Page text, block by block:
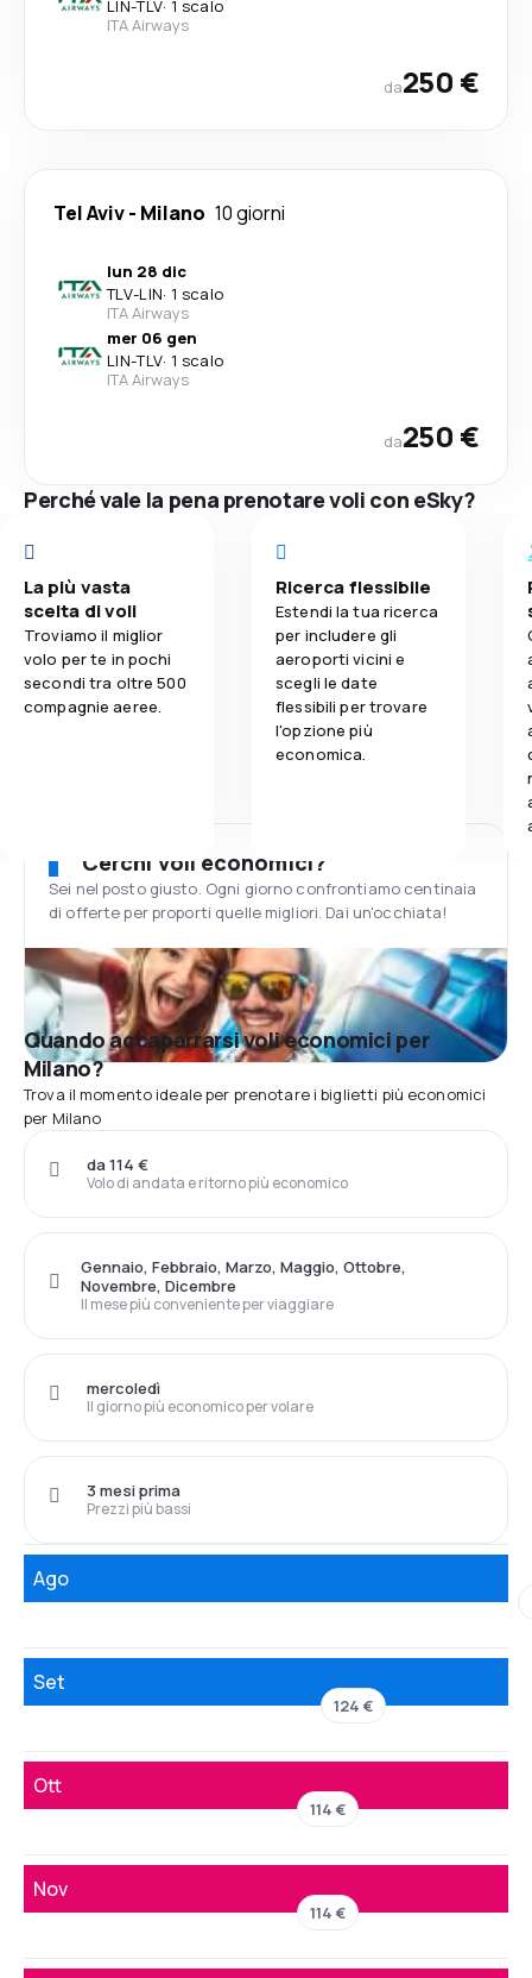
LIN-TLV· 1 scalo
ITA Airways
da250 €
Tel Aviv- Milano 10 giorni
lun 28 dic
TLV-LIN· 1 scalo
ITA Airways
mer 06 gen
LIN-TLV· 1 scalo
ITA Airways
da250 €
Perché vale la pena prenotare voli con eSky?
La più vasta
scelta di voli
Troviamo il miglior
volo per te in pochi
secondi tra oltre 500
compagnie aeree.
Ricerca flessibile
Estendi la tua ricerca
per includere gli
aeroporti vicini e
scegli le date
flessibili per trovare
l'opzione più
economica.
Cerchi voli economici?
Sei nel posto giusto. Ogni giorno confrontiamo centinaia
di offerte per proporti quelle migliori. Dai un'occhiata!
Quando accaparrarsi voli economici per
Milano?
Trova il momento ideale per prenotare i biglietti più economici
per Milano
Volo di andata e ritorno più economico
da 114 €
Il mese più conveniente per viaggiare
Gennaio, Febbraio, Marzo, Maggio, Ottobre,
Novembre, Dicembre
Il giorno più economico per volare
mercoledì
Prezzi più bassi
3 mesi prima
Ago
Set
124 €
Ott
114 €
Nov
114 €